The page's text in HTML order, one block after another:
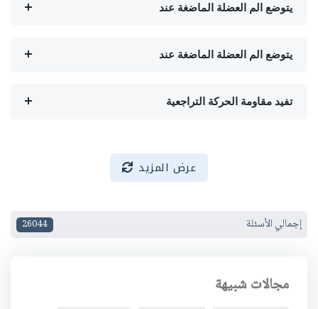
يتوضع الم العضلة الماضغة عند
يتوضع الم العضلة الماضغة عند
تفيد مقاومة الحركة التراجعية
عرض المزيد
إجمالي الأسئلة 26044
مجالات شبيهة